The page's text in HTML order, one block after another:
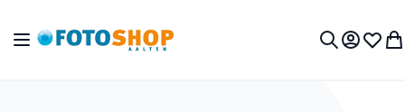
Toggle Nav
Mijn